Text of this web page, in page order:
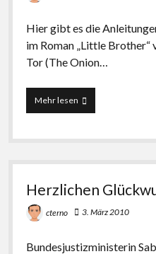
Hier gibt es die
im Roman „Little
Tor (The Onion…
Mehr lesenAnleitungen
aus
Brother“
Herzlichen
cterno 3. März 2010
Bundesjustizministerin